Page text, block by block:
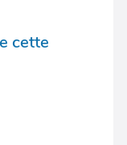
cette